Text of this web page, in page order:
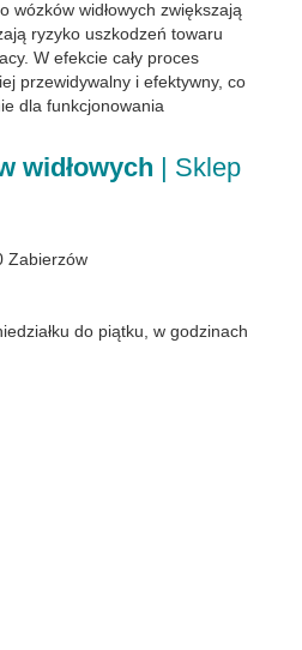
wózków widłowych zwiększają
ryzyko uszkodzeń towaru
W efekcie cały proces
przewidywalny i efektywny, co
dla funkcjonowania
widłowych | Sklep
Zabierzów
do piątku, w godzinach